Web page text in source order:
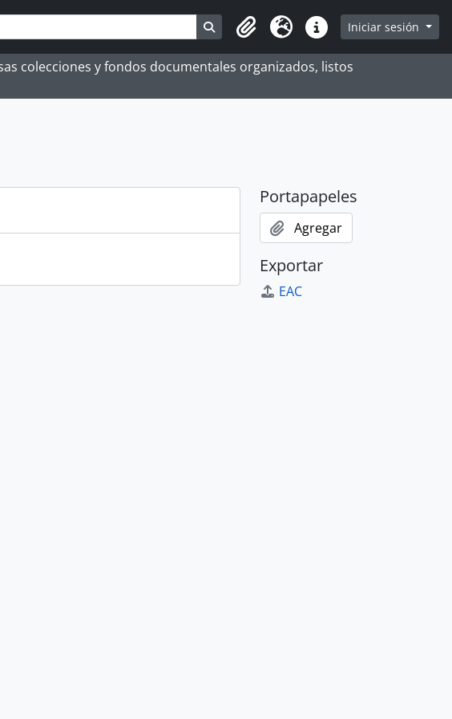
Search in browse page
Portapapeles
Idioma Enlaces rápidos
Iniciar sesión
colecciones y fondos documentales organizados, listos
Portapapeles
Agregar
Exportar
EAC